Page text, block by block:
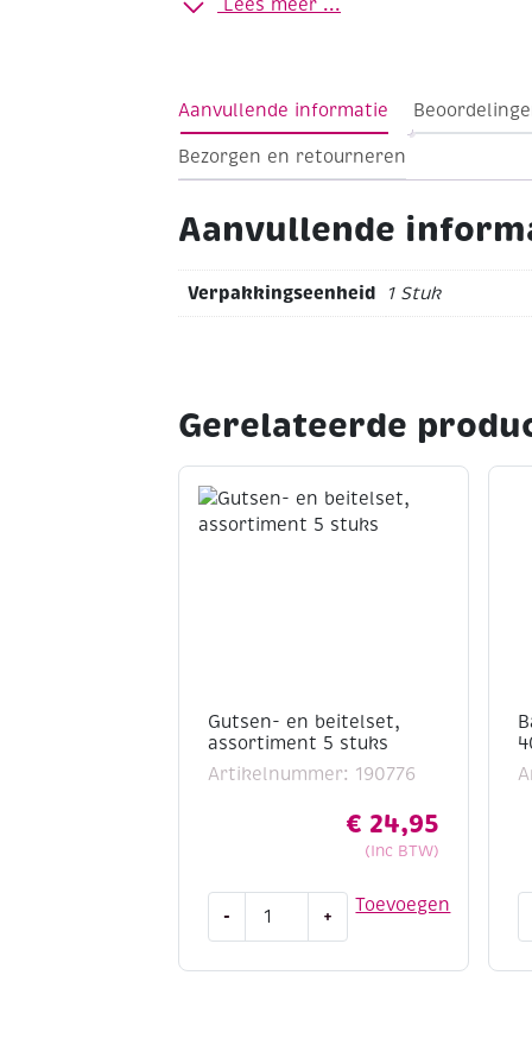
- de vleugelmoer eenvoudig kan los-
Lees meer ...
Aanvullende informatie
Bezorgen en retourneren
Aanvullende
Verpakkingseenheid 1 Stuk
Gerelateerde
Gutsen- en beitelset,
assortiment 5 stuks
Artikelnummer: 190776
€ 24,95
(Inc BTW)
Toevoegen
- +